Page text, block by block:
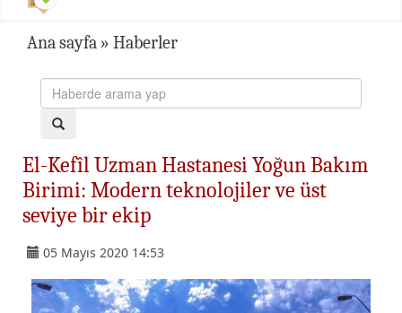
Ana sayfa » Haberler
El-Kefîl Uzman Hastanesi Yoğun Bakım
Birimi: Modern teknolojiler ve üst
seviye bir ekip
05 Mayıs 2020 14:53